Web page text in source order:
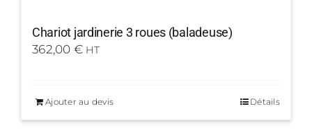
Chariot jardinerie 3 roues (baladeuse)
362,00 € HT
Ajouter au devis Détails